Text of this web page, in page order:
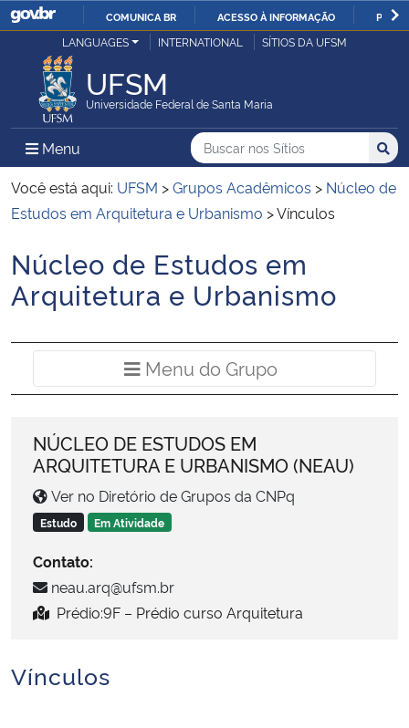
IR
COMUNICA BR ACESSO À INFORMAÇÃO
Ministério da Justiça e Segurança Pública
Ministério da Defesa
Ministério das Relações Exteriores
Ministério da Infraestrutura
Ministério da Saúde
Ministério de Minas e Energia
Ministério da Ciência, Tecnologia, Inovações e Comunicações
Ministério do Meio Ambiente
Ministério do Turismo
LANGUAGES INTERNATIONAL SÍTIOS DA UFSM
UFSM
Universidade Federal de Santa Maria
Menu Menu Principal do Sítio
Busca
Buscar no nos Sítios
Busca:
Você está aqui: UFSM >Grupos Acadêmicos > Núcleo de
Estudos em Arquitetura e Urbanismo >Vínculos
Início do conteúdo
Núcleo de Estudos em
Arquitetura e Urbanismo
Menu do Grupo
NÚCLEO DE ESTUDOS EM
ARQUITETURA E URBANISMO (NEAU)
Ver no Diretório de Grupos da CNPq
Estudo Em Atividade
Contato:
neau.arq@ufsm.br
Prédio:9F – Prédio curso Arquitetura
Vínculos